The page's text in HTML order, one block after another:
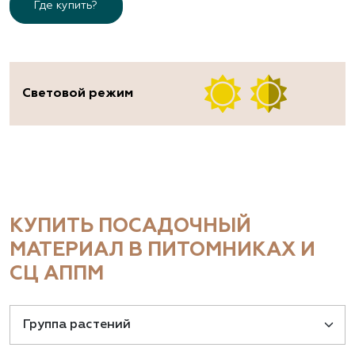
Где купить?
Световой режим
КУПИТЬ ПОСАДОЧНЫЙ
МАТЕРИАЛ В ПИТОМНИКАХ И
СЦ АППМ